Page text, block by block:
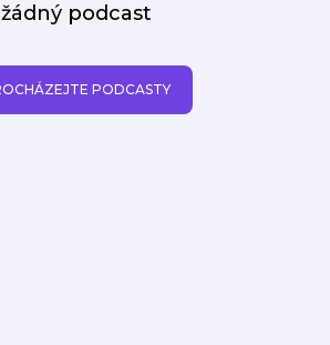
žádný podcast
PODCASTY